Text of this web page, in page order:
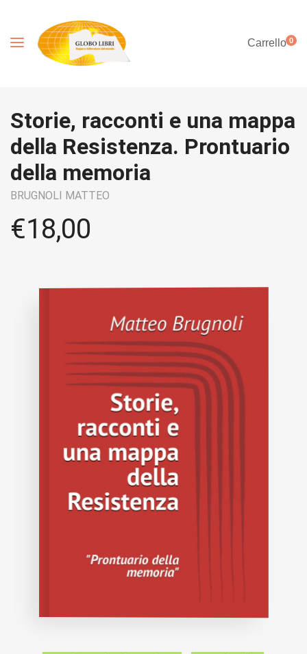
Carrello0
Storie, racconti e una mappa
della Resistenza. Prontuario
della memoria
BRUGNOLI MATTEO
€18,00